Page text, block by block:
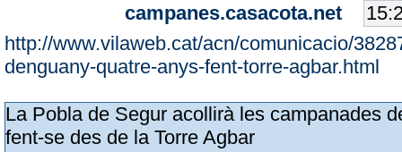
campanes.casacota.net
http://www.vilaweb.cat/acn/comunicacio/
denguany-quatre-anys-fent-torre-agbar.html
La Pobla de Segur acollirà les campanades
fent-se des de la Torre Agbar